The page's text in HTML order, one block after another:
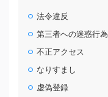
法令違反
第三者への迷惑行為
不正アクセス
なりすまし
虚偽登録